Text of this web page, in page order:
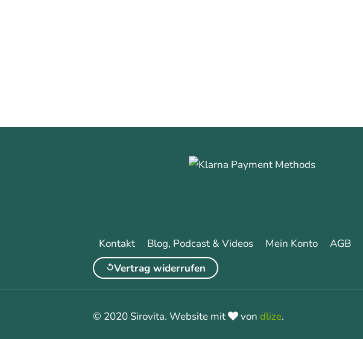
Kontakt Blog, Podcast & Videos Mein Konto AGB
Vertrag widerrufen
© 2020 Sirovita. Website mit von dlize.